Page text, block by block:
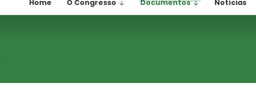
Home O Congresso Documentos Notícias